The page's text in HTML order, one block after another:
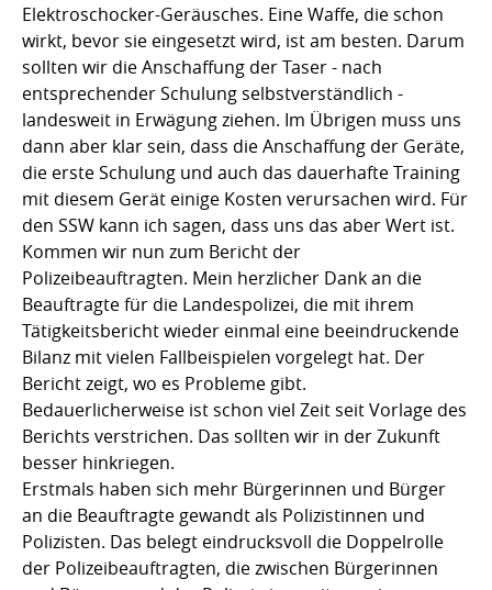
Elektroschocker-Geräusches. Eine Waffe, die schon
wirkt, bevor sie eingesetzt wird, ist am besten. Darum
sollten wir die Anschaffung der Taser - nach
entsprechender Schulung selbstverständlich -
landesweit in Erwägung ziehen. Im Übrigen muss uns
dann aber klar sein, dass die Anschaffung der Geräte,
die erste Schulung und auch das dauerhafte Training
mit diesem Gerät einige Kosten verursachen wird. Für
den SSW kann ich sagen, dass uns das aber Wert ist.
Kommen wir nun zum Bericht der
Polizeibeauftragten. Mein herzlicher Dank an die
Beauftragte für die Landespolizei, die mit ihrem
Tätigkeitsbericht wieder einmal eine beeindruckende
Bilanz mit vielen Fallbeispielen vorgelegt hat. Der
Bericht zeigt, wo es Probleme gibt.
Bedauerlicherweise ist schon viel Zeit seit Vorlage des
Berichts verstrichen. Das sollten wir in der Zukunft
besser hinkriegen.
Erstmals haben sich mehr Bürgerinnen und Bürger
an die Beauftragte gewandt als Polizistinnen und
Polizisten. Das belegt eindrucksvoll die Doppelrolle
der Polizeibeauftragten, die zwischen Bürgerinnen